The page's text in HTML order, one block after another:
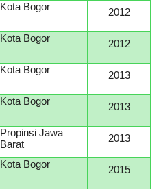
Kota Bogor 2012
Kota Bogor 2012
Kota Bogor 2013
Kota Bogor 2013
Propinsi Jawa
Barat
2013
Kota Bogor 2015